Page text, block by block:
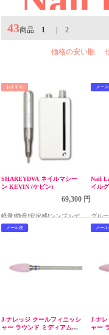
43商品 1 2
価格の安い順
おすすめ
SHAREYDVA ネイルマシー
ン KEVIN (ケビン)
69,300 円
軽量!静音!安定感!シンプルデザ
インでコンパクトなのに高性能
メール
Nail
イル
グルー
メール便
J-ナレッジ クールフィニッシ
ャー ラウンド ミディアム
メール
J-ナ
ャー